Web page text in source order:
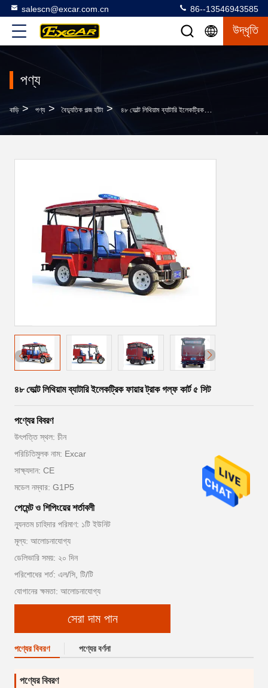
salescn@excar.com.cn 86--13546943585
উদ্ধৃতি
পণ্য
বাড়ি > পণ্য > বৈদ্যুতিক গল্জ হাঁটা > ৪৮ ভোল্ট লিথিয়াম ব্যাটারি ইলেকট্রিক ফায়ার ট্রাক গল্ফ কার্ট ৫ সিট
৪৮ ভোল্ট লিথিয়াম ব্যাটারি ইলেকট্রিক ফায়ার ট্রাক গল্ফ কার্ট ৫ সিট
পণ্যের বিবরণ
উৎপত্তি স্থল: চীন
পরিচিতিমুলক নাম: Excar
সাক্ষ্যদান: CE
মডেল নম্বার: G1P5
পেমেন্ট ও শিপিংয়ের শর্তাবলী
ন্যূনতম চাহিদার পরিমাণ: ১টি ইউনিট
মূল্য: আলোচনাযোগ্য
ডেলিভারি সময়: ২০ দিন
পরিশোধের শর্ত: এল/সি, টি/টি
যোগানের ক্ষমতা: আলোচনাযোগ্য
সেরা দাম পান
পণ্যের বিবরণ পণ্যের বর্ণনা
পণ্যের বিবরণ